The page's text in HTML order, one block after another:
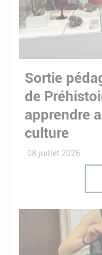
Sortie
de
apprendre
culture
08 juillet 2026